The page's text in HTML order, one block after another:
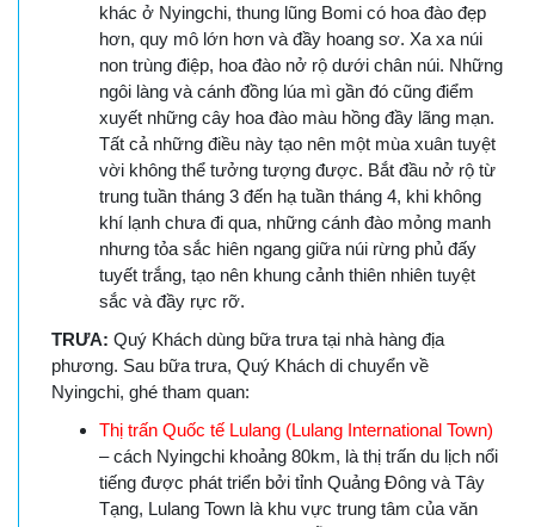
khác ở Nyingchi, thung lũng Bomi có hoa đào đẹp
hơn, quy mô lớn hơn và đầy hoang sơ. Xa xa núi
non trùng điệp, hoa đào nở rộ dưới chân núi. Những
ngôi làng và cánh đồng lúa mì gần đó cũng điểm
xuyết những cây hoa đào màu hồng đầy lãng mạn.
Tất cả những điều này tạo nên một mùa xuân tuyệt
vời không thể tưởng tượng được. Bắt đầu nở rộ từ
trung tuần tháng 3 đến hạ tuần tháng 4, khi không
khí lạnh chưa đi qua, những cánh đào mỏng manh
nhưng tỏa sắc hiên ngang giữa núi rừng phủ đấy
tuyết trắng, tạo nên khung cảnh thiên nhiên tuyệt
sắc và đầy rực rỡ.
TRƯA: Quý Khách dùng bữa trưa tại nhà hàng địa
phương. Sau bữa trưa, Quý Khách di chuyển về
Nyingchi, ghé tham quan:
Thị trấn Quốc tế Lulang (Lulang International Town)
– cách Nyingchi khoảng 80km, là thị trấn du lịch nổi
tiếng được phát triển bởi tỉnh Quảng Đông và Tây
Tạng, Lulang Town là khu vực trung tâm của văn